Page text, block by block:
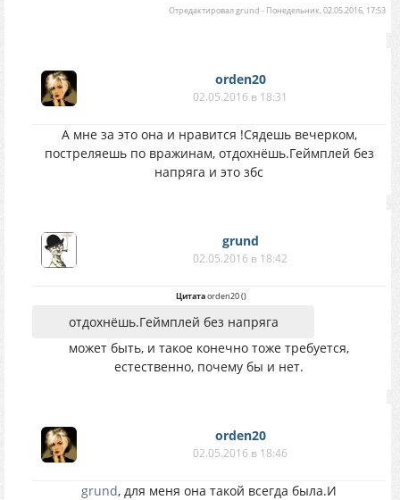
Отредактировалgrund - Понедельник, 02.05.2016, 17:53
orden20
02.05.2016 в 18:31
А мне за это она и нравится !Сядешь вечерком,
постреляешь по вражинам, отдохнёшь.Геймплей без
напряга и это збс
grund
02.05.2016 в 18:42
Цитатаorden20()
отдохнёшь.Геймплей без напряга
может быть, и такое конечно тоже требуется,
естественно, почему бы и нет.
orden20
02.05.2016 в 18:46
grund, для меня она такой всегда была.И